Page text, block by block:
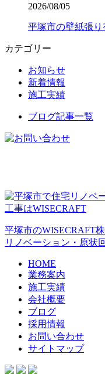
2026/08/05
平塚市の壁紙張
カテゴリー
お知らせ
新着情報
施工実績
ブログ記事一覧
平塚市のWISECRAFT
リノベーション・原状
HOME
業務案内
施工実績
会社概要
ブログ
採用情報
お問い合わせ
サイトマップ